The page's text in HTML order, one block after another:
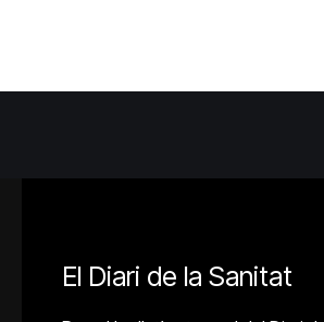
El Diari de la Sanitat